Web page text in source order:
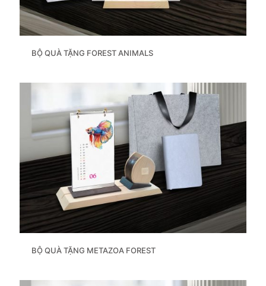
BỘ QUÀ TẶNG FOREST ANIMALS
BỘ QUÀ TẶNG METAZOA FOREST